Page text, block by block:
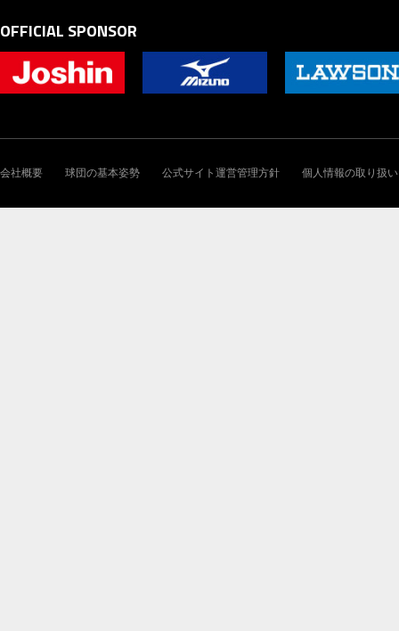
OFFICIAL SPONSOR
会社概要 球団の基本姿勢 公式サイト運営管理方針 個人情報の取り扱い